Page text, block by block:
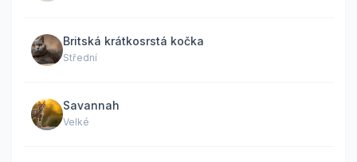
Britská krátkosrstá kočka
Střední
Savannah
Velké